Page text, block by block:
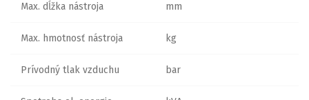
Max. dĺžka nástroja mm
Max. hmotnosť nástroja kg
Prívodný tlak vzduchu bar